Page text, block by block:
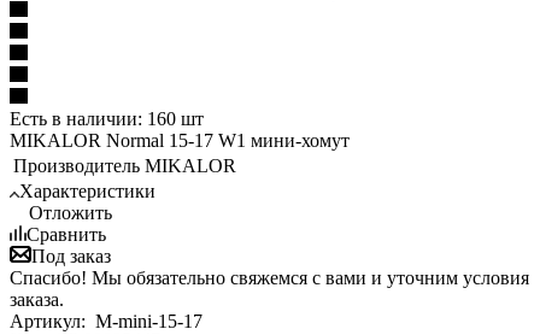
Есть в наличии: 160 шт
MIKALOR Normal 15-17 W1 мини-хомут
Производитель MIKALOR
Характеристики
Отложить
Сравнить
Под заказ
Спасибо! Мы обязательно свяжемся с вами и уточним условия
заказа.
Артикул: M-mini-15-17